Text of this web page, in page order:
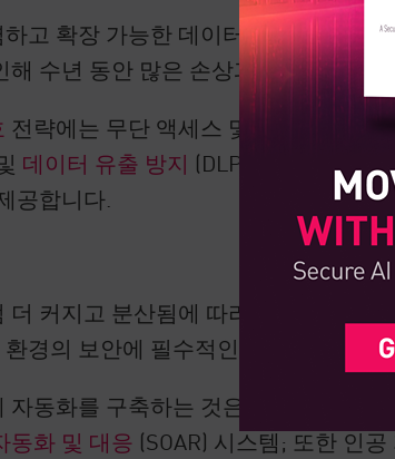
고 확장 가능한 데이터 스토리지를
해 수년 동안 많은 손상과 비용이 드는
전략에는 무단 액세스 및 잠재적 손실
데이터 유출 방지 (DLP)는 데이터 침
공합니다.
더 커지고 분산됨에 따라 이를 보호하
경의 보안에 필수적인 다양한 반복 작
자동화를 구축하는 것은 확장 가능하
동화 및 대응 (SOAR) 시스템; 또한 인